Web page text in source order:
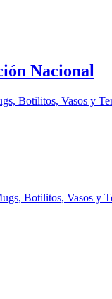
Nacional
Botilitos, Vasos y
Botilitos, Vasos y